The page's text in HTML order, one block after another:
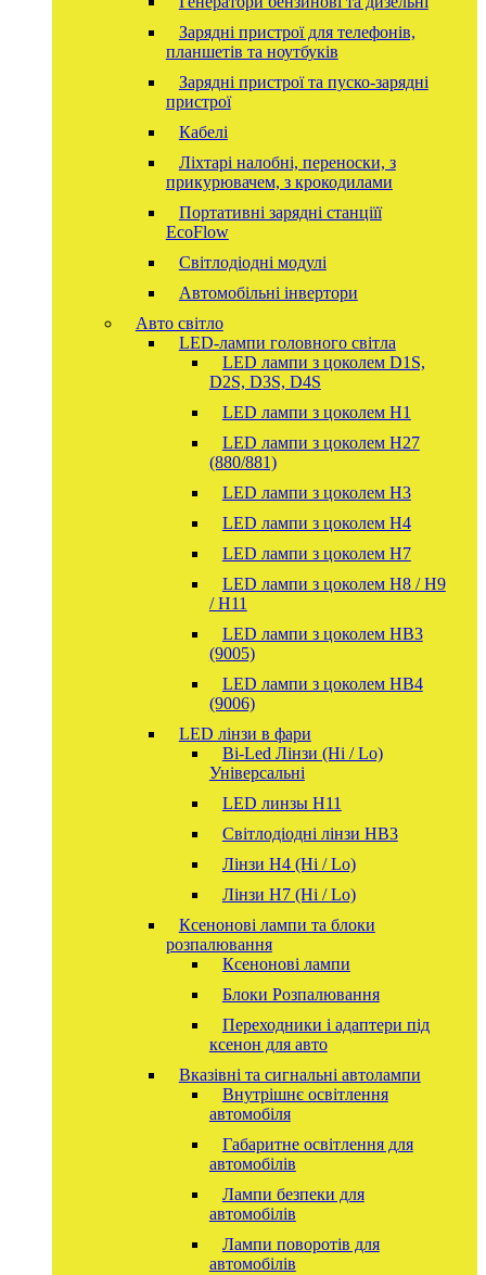
Зарядні пристрої для телефонів,
планшетів та ноутбуків
Зарядні пристрої та пуско-зарядні
пристрої
Кабелі
Ліхтарі налобні, переноски, з
прикурювачем, з крокодилами
Портативні зарядні станціїї
EcoFlow
Світлодіодні модулі
Автомобільні інвертори
Авто світло
LED-лампи головного світла
LED лампи з цоколем D1S,
D2S, D3S, D4S
LED лампи з цоколем H1
LED лампи з цоколем H27
(880/881)
LED лампи з цоколем H3
LED лампи з цоколем H4
LED лампи з цоколем H7
LED лампи з цоколем H8 / H9
/ H11
LED лампи з цоколем HB3
(9005)
LED лампи з цоколем HB4
(9006)
LED лінзи в фари
Bi-Led Лінзи (Hi / Lo)
Універсальні
LED линзы H11
Світлодіодні лінзи HB3
Лінзи Н4 (Hi / Lo)
Лінзи Н7 (Hi / Lo)
Ксенонові лампи та блоки
розпалювання
Ксенонові лампи
Блоки Розпалювання
Переходники і адаптери під
ксенон для авто
Вказівні та сигнальні автолампи
Внутрішнє освітлення
автомобіля
Габаритне освітлення для
автомобілів
Лампи безпеки для
автомобілів
Лампи поворотів для
автомобілів